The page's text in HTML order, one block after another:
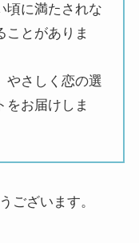
頃に満たされな
ことがありま
やさしく恋の選
をお届けしま
ございます。